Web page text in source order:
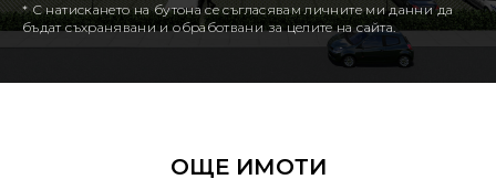
* С натискането на бутона се съгласявам личните ми данни да
бъдат съхранявани и обработвани за целите на сайта.
ОЩЕ ИМОТИ